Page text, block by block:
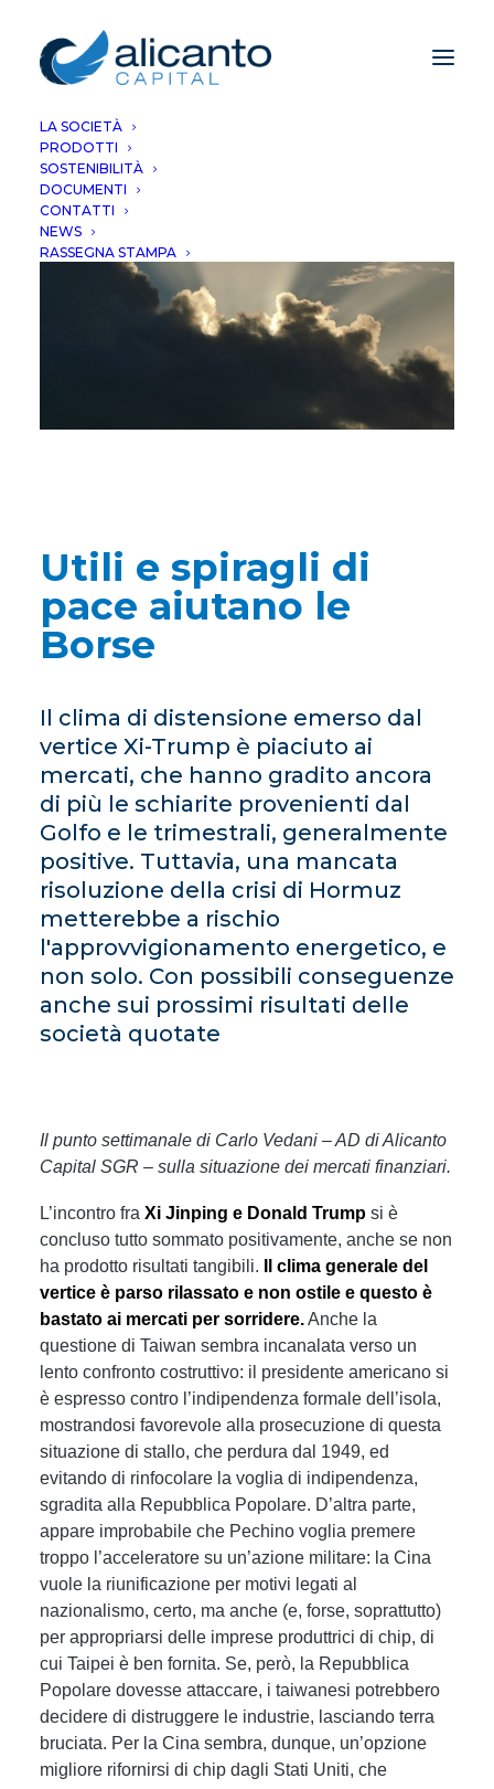
LA SOCIETÀ
PRODOTTI
SOSTENIBILITÀ
DOCUMENTI
CONTATTI
NEWS
RASSEGNA STAMPA
Utili e spiragli di
pace aiutano le
Borse
Il clima di distensione emerso dal
vertice Xi-Trump è piaciuto ai
mercati, che hanno gradito ancora
di più le schiarite provenienti dal
Golfo e le trimestrali, generalmente
positive. Tuttavia, una mancata
risoluzione della crisi di Hormuz
metterebbe a rischio
l'approvvigionamento energetico, e
non solo. Con possibili conseguenze
anche sui prossimi risultati delle
società quotate
Il punto settimanale di Carlo Vedani – AD di Alicanto
Capital SGR – sulla situazione dei mercati finanziari.
L’incontro fra Xi Jinping e Donald Trump si è
concluso tutto sommato positivamente, anche se non
ha prodotto risultati tangibili.
Il clima generale del
vertice è parso rilassato e non ostile e questo è
bastato ai mercati per sorridere.Anche la
questione di Taiwan sembra incanalata verso un
lento confronto costruttivo: il presidente americano si
è espresso contro l’indipendenza formale dell’isola,
mostrandosi favorevole alla prosecuzione di questa
situazione di stallo, che perdura dal 1949, ed
evitando di rinfocolare la voglia di indipendenza,
sgradita alla Repubblica Popolare. D’altra parte,
appare improbabile che Pechino voglia premere
troppo l’acceleratore su un’azione militare: la Cina
vuole la riunificazione per motivi legati al
nazionalismo, certo, ma anche (e, forse, soprattutto)
per appropriarsi delle imprese produttrici di chip, di
cui Taipei è ben fornita. Se, però, la Repubblica
Popolare dovesse attaccare, i taiwanesi potrebbero
decidere di distruggere le industrie, lasciando terra
bruciata. Per la Cina sembra, dunque, un’opzione
migliore rifornirsi di chip dagli Stati Uniti, che